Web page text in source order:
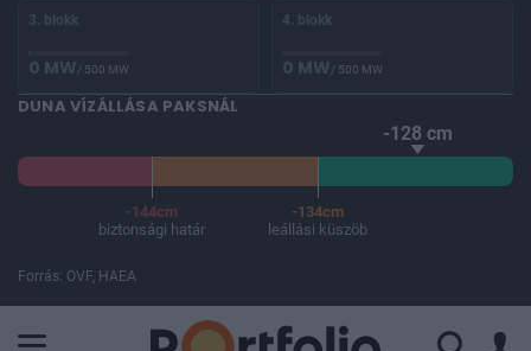
3. blokk
0 MW/ 500 MW
4. blokk
0 MW/ 500 MW
DUNA VÍZÁLLÁSA PAKSNÁL
-128 cm
-144cm
biztonsági határ
-134cm
leállási küszöb
Forrás: OVF, HAEA